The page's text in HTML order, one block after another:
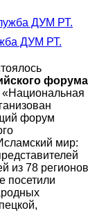
ДУМ РТ.
форума
«Национальная
форум
мир:
из 78 регионов
посетили